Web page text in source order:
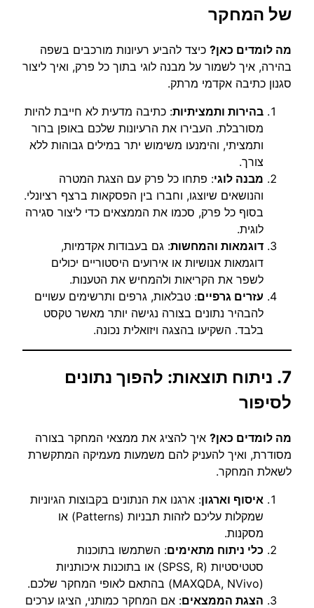
של המחקר
מה לומדים כאן? כיצד להביע רעיונות מורכבים בשפה
בהירה, איך לשמור על מבנה לוגי בתוך כל פרק, ואיך ליצור
סגנון כתיבה אקדמי מרתק.
בהירות ותמציתיות: כתיבה מדעית לא חייבת להיות
מסורבלת. העבירו את הרעיונות שלכם באופן ברור
ותמציתי, והימנעו משימוש יתר במילים גבוהות ללא
צורך.
מבנה לוגי: פתחו כל פרק עם הצגת המטרה
והנושאים שיוצגו, וחברו בין הפסקאות ברצף רציונלי.
בסוף כל פרק, סכמו את הממצאים כדי ליצור סגירה
לוגית.
דוגמאות והמחשות: גם בעבודות אקדמיות,
דוגמאות אנושיות או אירועים היסטוריים יכולים
לשפר את הקריאות ולהמחיש את הטענות.
עזרים גרפיים: טבלאות, גרפים ותרשימים עשויים
להבהיר נתונים בצורה נגישה יותר מאשר טקסט
בלבד. השקיעו בהצגה ויזואלית נכונה.
7. ניתוח תוצאות: להפוך נתונים
לסיפור
מה לומדים כאן? איך להציג את ממצאי המחקר בצורה
מסודרת, ואיך להעניק להם משמעות מעמיקה המתקשרת
לשאלת המחקר.
איסוף וארגון: ארגנו את הנתונים בקבוצות הגיוניות
שמקלות עליכם לזהות תבניות (Patterns) או
מסקנות.
כלי ניתוח מתאימים: השתמשו בתוכנות
סטטיסטיות (SPSS, R) או בתוכנות איכותניות
(MAXQDA, NVivo) בהתאם לאופי המחקר שלכם.
הצגת הממצאים: אם המחקר כמותני, הציגו ערכים